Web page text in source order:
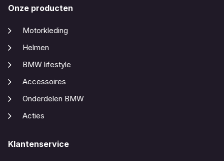
Onze producten
Motorkleding
Helmen
BMW lifestyle
Accessoires
Onderdelen BMW
Acties
Klantenservice